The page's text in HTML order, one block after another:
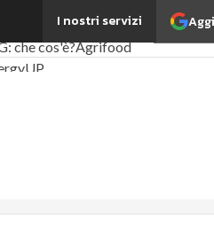
I nostri servizi
articoli
che cos'è?Agrifood
management